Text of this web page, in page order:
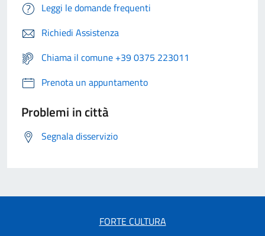
Leggi le domande frequenti
Richiedi Assistenza
Chiama il comune +39 0375 223011
Prenota un appuntamento
Problemi in città
Segnala disservizio
FORTE CULTURA